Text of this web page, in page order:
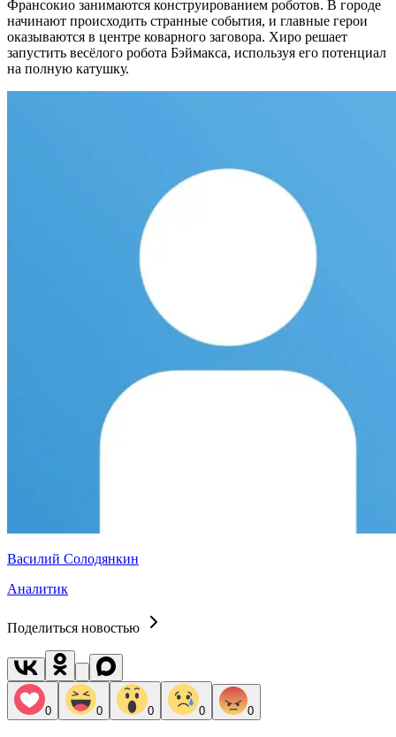
Франсокио занимаются конструированием роботов. В городе
начинают происходить странные события, и главные герои
оказываются в центре коварного заговора. Хиро решает
запустить весёлого робота Бэймакса, используя его потенциал
на полную катушку.
Василий Солодянкин
Аналитик
Поделиться новостью
0 0 0 0 0